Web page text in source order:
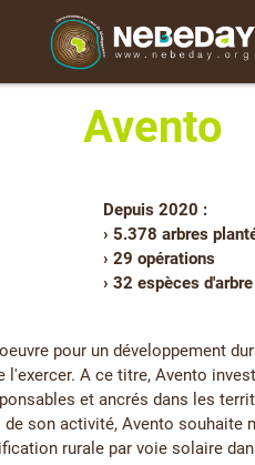
Avento
Depuis 2020 :
› 5.378 arbres
› 29 opérations
› 32 espèces d'arbre
pour un développement
A ce titre, Avento
et ancrés dans les
son activité, Avento souhaite
rurale par voie solaire